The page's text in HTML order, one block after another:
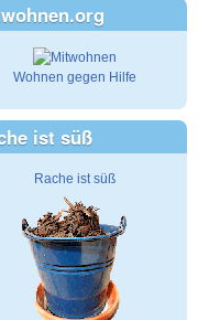
Wohnen gegen Hilfe
ist süß
Rache ist süß